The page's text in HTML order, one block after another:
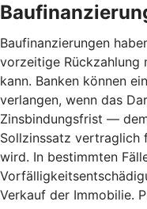
Baufinanzierungen
vorzeitige Rückzahlung
kann. Banken können
verlangen, wenn das
Zinsbindungsfrist —
Sollzinssatz
wird. In bestimmten
Verkauf der Immobilie.